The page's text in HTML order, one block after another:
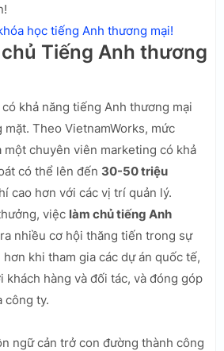
học tiếng Anh thương mại!
Tiếng Anh thương
khả năng tiếng Anh thương mại
Theo VietnamWorks, mức
chuyên viên marketing có khả
có thể lên đến 30-50 triệu
cao hơn với các vị trí quản lý.
việc làm chủ tiếng Anh
nhiều cơ hội thăng tiến trong sự
khi tham gia các dự án quốc tế,
hàng và đối tác, và đóng góp
công ty.
ngữ cản trở con đường thành công